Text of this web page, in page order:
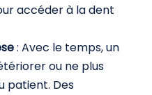
accéder à la dent
: Avec le temps, un
ou ne plus
patient. Des